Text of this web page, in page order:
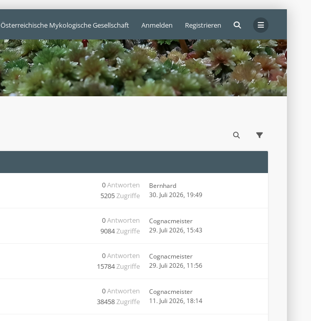
Österreichische Mykologische Gesellschaft Anmelden Registrieren
0Antworten
5205Zugriffe
Bernhard
30. Juli 2026, 19:49
0Antworten
9084Zugriffe
Cognacmeister
29. Juli 2026, 15:43
0Antworten
15784Zugriffe
Cognacmeister
29. Juli 2026, 11:56
0Antworten
38458Zugriffe
Cognacmeister
11. Juli 2026, 18:14